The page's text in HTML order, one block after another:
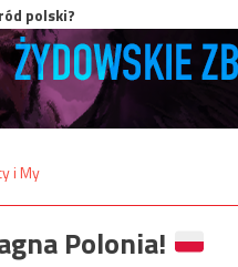
polski?
Polonia!